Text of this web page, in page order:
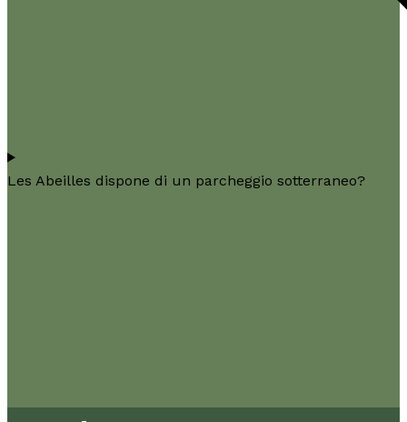
Les Abeilles dispone di un parcheggio sotterraneo?